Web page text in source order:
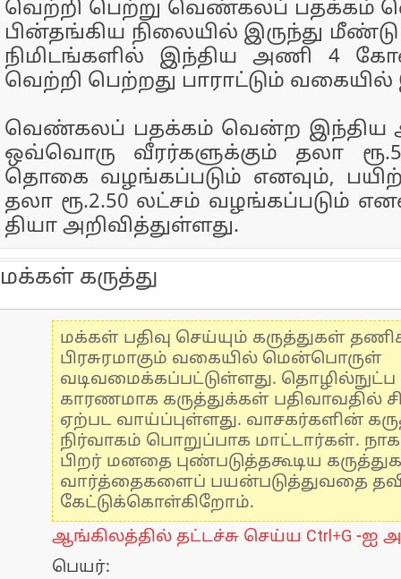
வெற்றி பெற்று வெண்​கலப் பதக்​கம்
பின்​தங்​கிய நிலை​யில் இருந்து மீண்டு
நிமிடங்​களில் இந்​திய அணி 4
வெற்​றி பெற்​றது பா​ராட்​டும்​ வகை​யில்​
வெண்கலப் பதக்கம் வென்ற இந்திய
ஒவ்வொரு வீரர்களுக்​கும் தலா ரூ.5
தொகை வழங்​கப்​படும் எனவும்,
தலா ரூ.2.50 லட்​சம் வழங்​கப்​படும்
தியா அறி​வித்​துள்​ளது.
மக்கள் கருத்து
மக்கள் பதிவு செய்யும் கருத்துகள்
பிரசுரமாகும் வகையில் மென்பொருள்
வடிவமைக்கப்பட்டுள்ளது.
காரணமாக கருத்துக்கள் பதிவாவதில்
ஏற்பட வாய்ப்புள்ளது. வாசகர்களின்
நிர்வாகம் பொறுப்பாக மாட்டார்கள்.
பிறர் மனதை புண்படுத்தகூடிய
வார்த்தைகளைப் பயன்படுத்துவதை
கேட்டுக்கொள்கிறோம்.
ஆங்கிலத்தில் தட்டச்சு செய்ய Ctrl+G -ஐ
பெயர்: